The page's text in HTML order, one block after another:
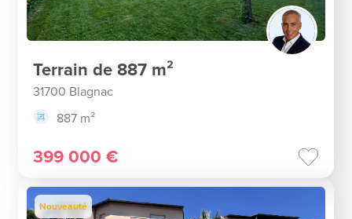
Terrain de 887 m²
31700 Blagnac
887 m²
399 000 €
Nouveauté